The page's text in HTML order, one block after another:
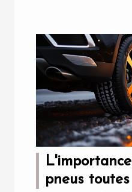
pneus